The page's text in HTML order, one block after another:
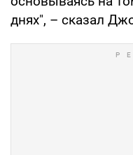
днях", – сказал